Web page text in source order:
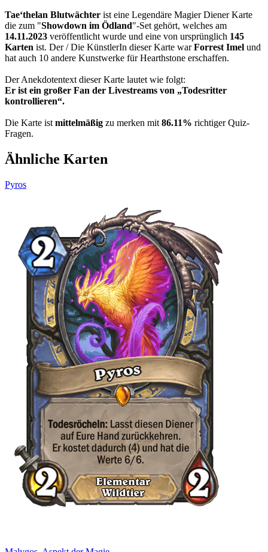
Tae‘thelan Blutwächter ist eine Legendäre Magier Diener Karte
die zum "Showdown im Ödland"-Set gehört, welches am
14.11.2023 veröffentlicht wurde und eine von ursprünglich 145
Karten ist. Der / Die KünstlerIn dieser Karte warForrest Imel und
hat auch 10 andere Kunstwerke für Hearthstone erschaffen.
Der Anekdotentext dieser Karte lautet wie folgt:
Er ist ein großer Fan der Livestreams von „Todesritter
kontrollieren“.
Die Karte ist mittelmäßig zu merken mit 86.11% richtiger Quiz-
Fragen.
Ähnliche Karten
Pyros